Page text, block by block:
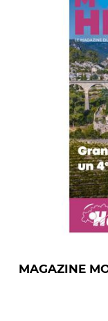
MAGAZINE